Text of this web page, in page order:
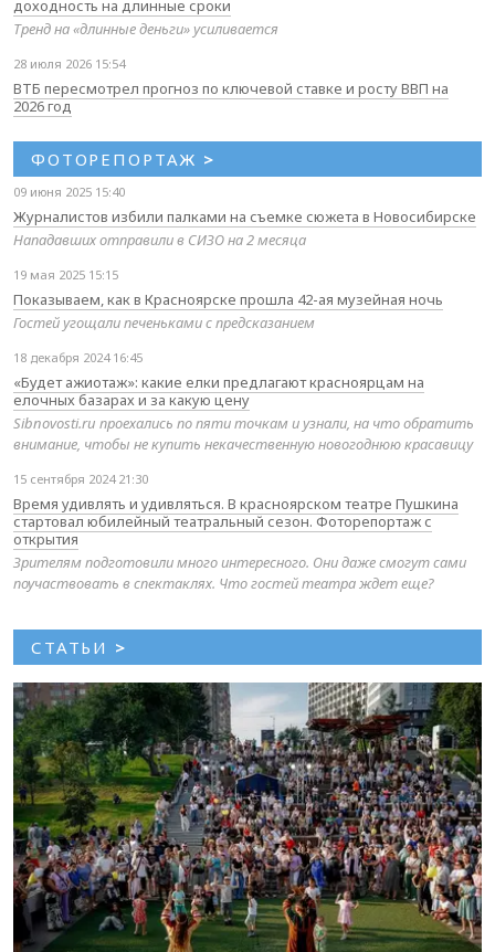
доходность на длинные сроки
Тренд на «длинные деньги» усиливается
28 июля 2026 15:54
ВТБ пересмотрел прогноз по ключевой ставке и росту ВВП на
2026 год
ФОТОРЕПОРТАЖ >
09 июня 2025 15:40
Журналистов избили палками на съемке сюжета в Новосибирске
Нападавших отправили в СИЗО на 2 месяца
19 мая 2025 15:15
Показываем, как в Красноярске прошла 42-ая музейная ночь
Гостей угощали печеньками с предсказанием
18 декабря 2024 16:45
«Будет ажиотаж»: какие елки предлагают красноярцам на
елочных базарах и за какую цену
Sibnovosti.ru проехались по пяти точкам и узнали, на что обратить
внимание, чтобы не купить некачественную новогоднюю красавицу
15 сентября 2024 21:30
Время удивлять и удивляться. В красноярском театре Пушкина
стартовал юбилейный театральный сезон. Фоторепортаж с
открытия
Зрителям подготовили много интересного. Они даже смогут сами
поучаствовать в спектаклях. Что гостей театра ждет еще?
СТАТЬИ >